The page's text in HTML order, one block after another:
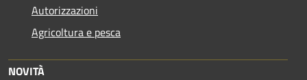
Autorizzazioni
Agricoltura e pesca
NOVITÀ